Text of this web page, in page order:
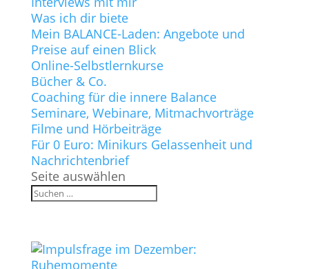
Was ich dir biete
Mein BALANCE-Laden: Angebote und
Preise auf einen Blick
Online-Selbstlernkurse
Bücher & Co.
Coaching für die innere Balance
Seminare, Webinare, Mitmachvorträge
Filme und Hörbeiträge
Für 0 Euro: Minikurs Gelassenheit und
Nachrichtenbrief
Seite auswählen